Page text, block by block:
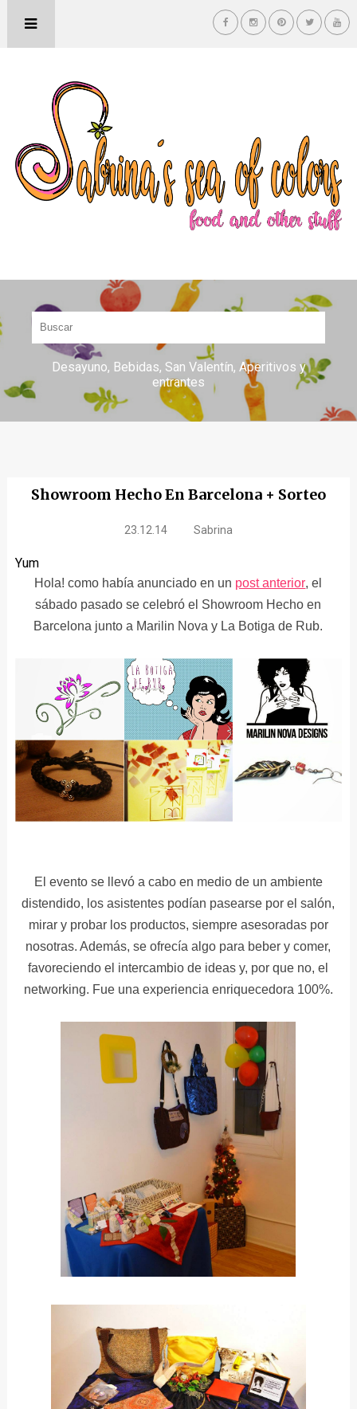
Desayuno Bebidas San Valentín Aperitivos y
entrantes
Showroom Hecho En Barcelona + Sorteo
23.12.14 Sabrina
Yum
Hola! como había anunciado en un post anterior, el
sábado pasado se celebró el Showroom Hecho en
Barcelona junto a Marilin Nova y La Botiga de Rub.
El evento se llevó a cabo en medio de un ambiente
distendido, los asistentes podían pasearse por el salón,
mirar y probar los productos, siempre asesoradas por
nosotras. Además, se ofrecía algo para beber y comer,
favoreciendo el intercambio de ideas y, por que no, el
networking. Fue una experiencia enriquecedora 100%.